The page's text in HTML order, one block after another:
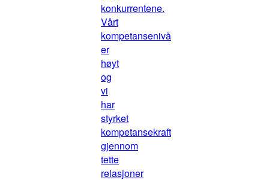
konkurrentene.
Vårt
kompetansenivå
er
høyt
og
vi
har
styrket
kompetansekraft
gjennom
tette
relasjoner